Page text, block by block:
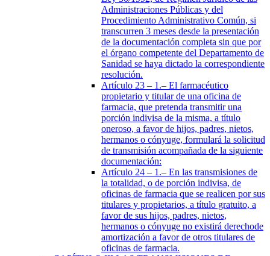
Administraciones Públicas y del
Procedimiento Administrativo Común, si
transcurren 3 meses desde la presentación
de la documentación completa sin que por
el órgano competente del Departamento de
Sanidad se haya dictado la correspondiente
resolución.
Artículo 23 – 1.– El farmacéutico
propietario y titular de una oficina de
farmacia, que pretenda transmitir una
porción indivisa de la misma, a título
oneroso, a favor de hijos, padres, nietos,
hermanos o cónyuge, formulará la solicitud
de transmisión acompañada de la siguiente
documentación:
Artículo 24 – 1.– En las transmisiones de
la totalidad, o de porción indivisa, de
oficinas de farmacia que se realicen por sus
titulares y propietarios, a título gratuito, a
favor de sus hijos, padres, nietos,
hermanos o cónyuge no existirá derechode
amortización a favor de otros titulares de
oficinas de farmacia.